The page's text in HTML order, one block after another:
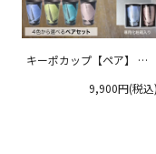
キーポカップ【ペア】 ラ
9,900円(税込)